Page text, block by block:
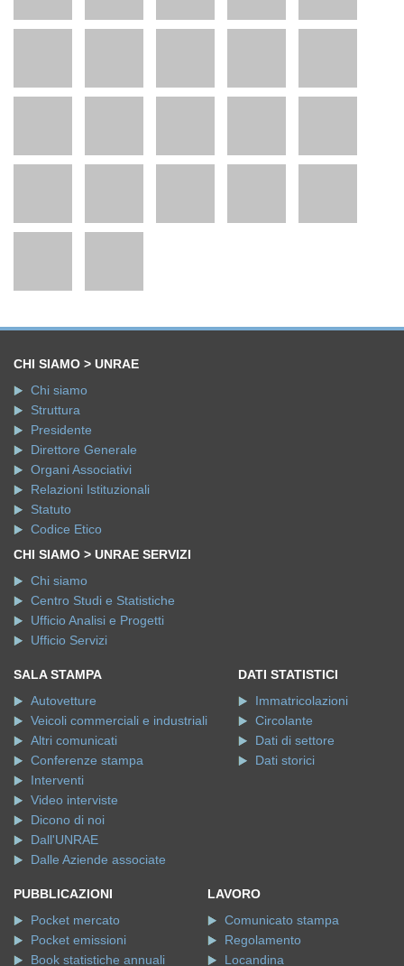
CHI SIAMO > UNRAE
Chi siamo
Struttura
Presidente
Direttore Generale
Organi Associativi
Relazioni Istituzionali
Statuto
Codice Etico
CHI SIAMO > UNRAE SERVIZI
Chi siamo
Centro Studi e Statistiche
Ufficio Analisi e Progetti
Ufficio Servizi
SALA STAMPA
Autovetture
Veicoli commerciali e industriali
Altri comunicati
Conferenze stampa
Interventi
Video interviste
Dicono di noi
Dall'UNRAE
Dalle Aziende associate
DATI STATISTICI
Immatricolazioni
Circolante
Dati di settore
Dati storici
PUBBLICAZIONI
Pocket mercato
Pocket emissioni
Book statistiche annuali
LAVORO
Comunicato stampa
Regolamento
Locandina